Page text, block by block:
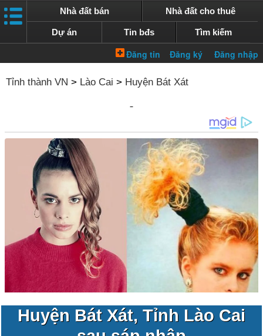
Nhà đất bán Nhà đất cho thuê
Dự án Tin bđs Tìm kiếm
Tỉnh thành VN > Lào Cai > Huyện Bát Xát
Huyện Bát Xát, Tỉnh Lào Cai